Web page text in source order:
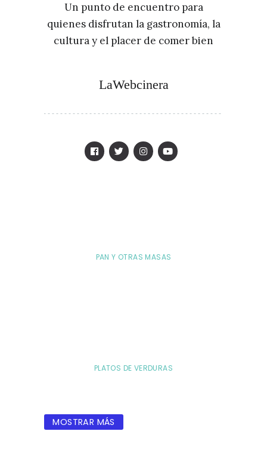
Un punto de encuentro para
quienes disfrutan la gastronomía, la
cultura y el placer de comer bien
LaWebcinera
PAN Y OTRAS MASAS
PLATOS DE VERDURAS
MOSTRAR MÁS